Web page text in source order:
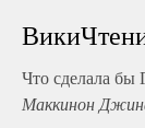
Что сделала бы
Маккинон